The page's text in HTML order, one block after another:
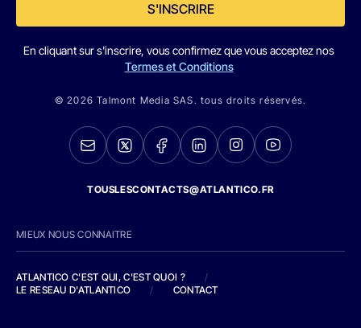
S'INSCRIRE
En cliquant sur s'inscrire, vous confirmez que vous acceptez nos
Termes et Conditions
© 2026 Talmont Media SAS. tous droits réservés.
TOUSLESCONTACTS@ATLANTICO.FR
MIEUX NOUS CONNAITRE
ATLANTICO C'EST QUI, C'EST QUOI ?
/
LE RESEAU D'ATLANTICO
/ CONTACT